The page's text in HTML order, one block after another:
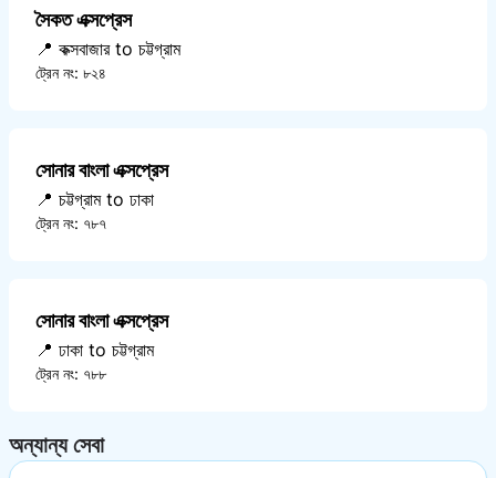
সৈকত এক্সপ্রেস
📍 কক্সবাজার to চট্টগ্রাম
ট্রেন নং: ৮২৪
সোনার বাংলা এক্সপ্রেস
📍 চট্টগ্রাম to ঢাকা
ট্রেন নং: ৭৮৭
সোনার বাংলা এক্সপ্রেস
📍 ঢাকা to চট্টগ্রাম
ট্রেন নং: ৭৮৮
অন্যান্য সেবা